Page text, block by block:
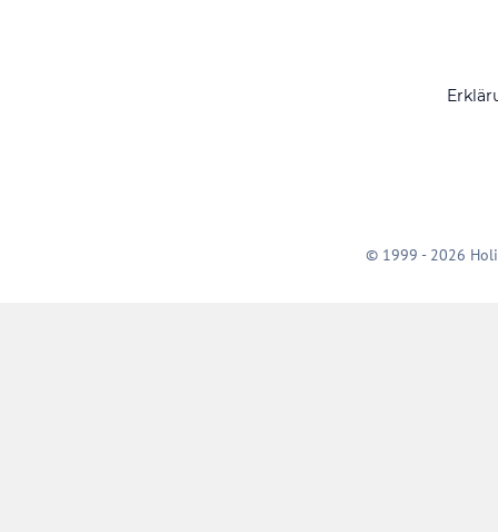
© 1999 - 2026